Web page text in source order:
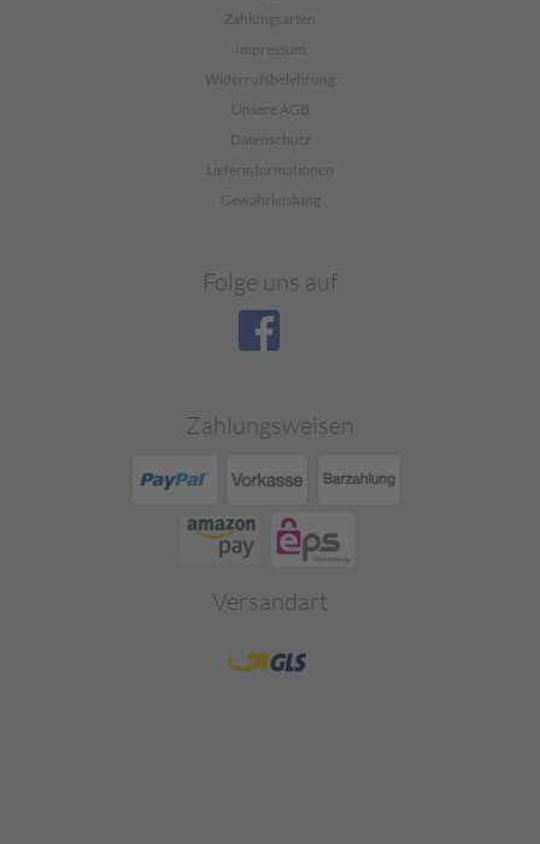
Zahlungsarten
Impressum
Widerrufsbelehrung
Unsere AGB
Datenschutz
Lieferinformationen
Gewährleistung
Folge uns auf
Zahlungsweisen
Versandart